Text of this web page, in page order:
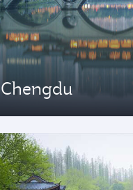
Chengdu